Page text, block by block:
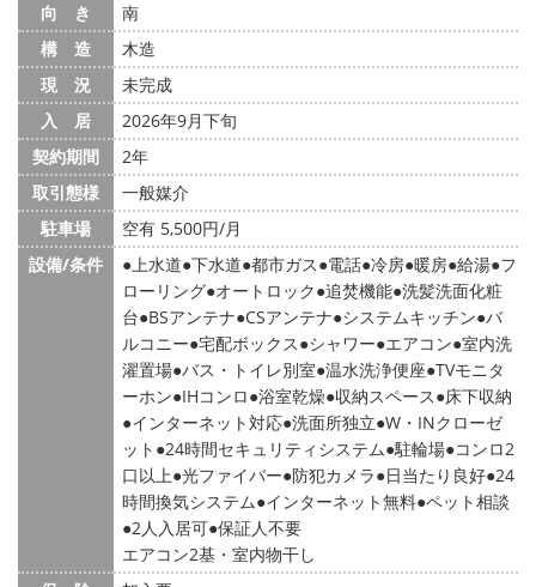
向 き
南
構 造
木造
現 況
未完成
入 居
2026年9月下旬
契約期間
2年
取引態様
一般媒介
駐車場
空有 5,500円/月
設備/条件
上水道 下水道 都市ガス 電話 冷房 暖房 給湯 フ
ローリング オートロック 追焚機能 洗髪洗面化粧
台 BSアンテナ CSアンテナ システムキッチン バ
ルコニー 宅配ボックス シャワー エアコン 室内洗
濯置場 バス・トイレ別室 温水洗浄便座 TVモニタ
ーホン IHコンロ 浴室乾燥 収納スペース 床下収納
インターネット対応 洗面所独立 W・INクローゼ
ット 24時間セキュリティシステム 駐輪場 コンロ2
口以上 光ファイバー 防犯カメラ 日当たり良好 24
時間換気システム インターネット無料 ペット相談
2人入居可 保証人不要
エアコン2基・室内物干し